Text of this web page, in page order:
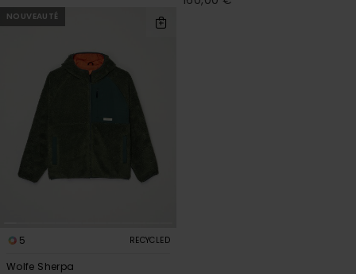
NOUVEAUTÉ
5 RECYCLED
Wolfe Sherpa